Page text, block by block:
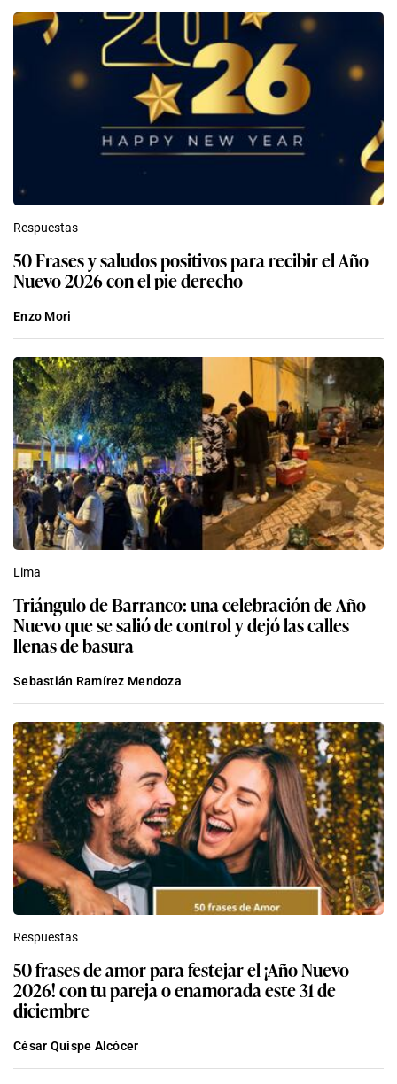
Respuestas
50 Frases y saludos positivos para recibir el Año
Nuevo 2026 con el pie derecho
Enzo Mori
Lima
Triángulo de Barranco: una celebración de Año
Nuevo que se salió de control y dejó las calles
llenas de basura
Sebastián Ramírez Mendoza
Respuestas
50 frases de amor para festejar el ¡Año Nuevo
2026! con tu pareja o enamorada este 31 de
diciembre
César Quispe Alcócer